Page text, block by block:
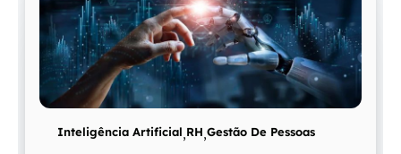
Inteligência Artificial,RH,Gestão De Pessoas